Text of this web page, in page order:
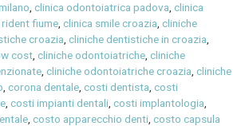
,clinica odontoiatrica padova ,clinica
fiume ,clinica smile croazia ,cliniche
croazia ,cliniche dentistiche in croazia
cost ,cliniche odontoiatriche ,cliniche
,cliniche odontoiatriche croazia ,cliniche
,corona dentale ,costi dentista ,costi
,costi impianti dentali ,costi implantologia
,costo apparecchio denti ,costo capsula